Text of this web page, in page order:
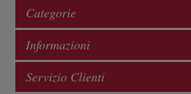
Categorie
Informazioni
Servizio Clienti